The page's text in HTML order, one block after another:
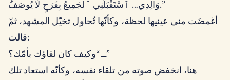
وَالِدِي… ٱسْتَقْبَلَنِي ٱلْجَمِيعُ بِفَرَحٍ لَا يُوصَفُ.”
أغمضَت منى عينيها لحظة، وكأنّها تُحاول تخيّل المشهد، ثمّ
قالت:
ــ “وكيف كان لقاؤك بأمّك؟”
هنا، انخفض صوته من تلقاء نفسه، وكأنّه استعاد تلك